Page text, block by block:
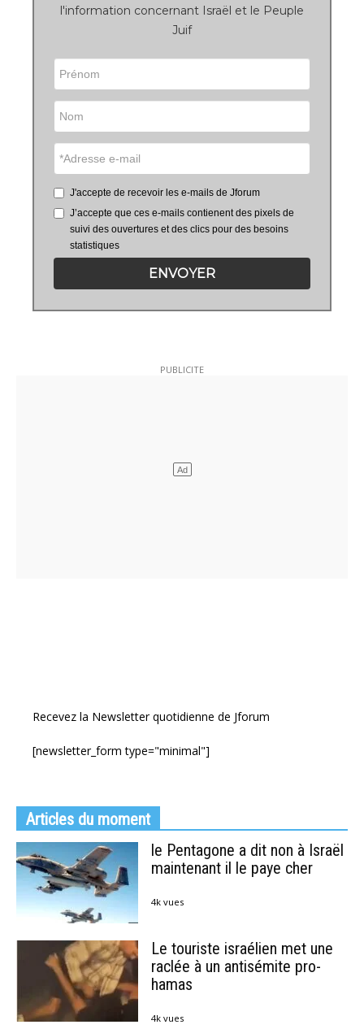
l'information concernant Israël et le Peuple
Juif
J'accepte de recevoir les e-mails de Jforum
J’accepte que ces e-mails contienent des pixels de
suivi des ouvertures et des clics pour des besoins
statistiques
ENVOYER
Recevez la Newsletter quotidienne de Jforum
[newsletter_form type="minimal"]
Articles du moment
le Pentagone a dit non à Israël
maintenant il le paye cher
4k vues
Le touriste israélien met une
raclée à un antisémite pro-
hamas
4k vues